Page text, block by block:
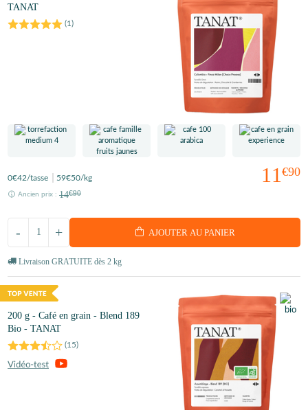
TANAT
(1)
11 €90
0€42/tasse 59€50/kg
Ancien prix : 14€90
+
- AJOUTER AU PANIER
Livraison GRATUITE dès 2 kg
200 g - Café en grain - Blend 189
Bio - TANAT
(15)